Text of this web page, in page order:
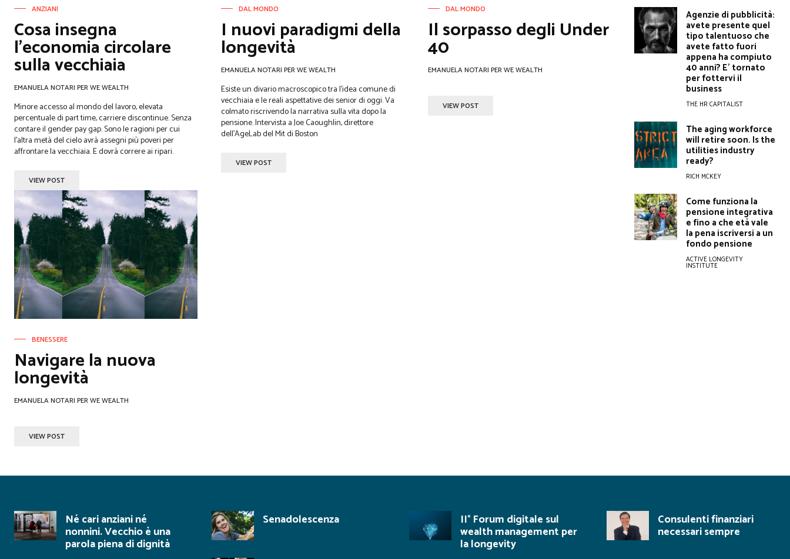
ANZIANI
Cosa insegna
l’economia circolare
sulla vecchiaia
EMANUELA NOTARI PER WE WEALTH
Minore accesso al mondo del lavoro, elevata
percentuale di part time, carriere discontinue. Senza
contare il gender pay gap. Sono le ragioni per cui
l’altra metà del cielo avrà assegni più poveri per
affrontare la vecchiaia. E dovrà correre ai ripari.
VIEW POST
DAL MONDO
I nuovi paradigmi della
longevità
EMANUELA NOTARI PER WE WEALTH
Esiste un divario macroscopico tra l'idea comune di
vecchiaia e le reali aspettative dei senior di oggi. Va
colmato riscrivendo la narrativa sulla vita dopo la
pensione. Intervista a Joe Caoughlin, direttore
dell'AgeLab del Mit di Boston
VIEW POST
DAL MONDO
Il sorpasso degli Under
40
EMANUELA NOTARI PER WE WEALTH
VIEW POST
BENESSERE
Navigare la nuova
longevità
EMANUELA NOTARI PER WE WEALTH
VIEW POST
Agenzie di pubblicità:
avete presente quel
tipo talentuoso che
avete fatto fuori
appena ha compiuto
40 anni? E’ tornato
per fottervi il
business
THE HR CAPITALIST
The aging workforce
will retire soon. Is the
utilities industry
ready?
RICH MCKEY
Come funziona la
pensione integrativa
e fino a che età vale
la pena iscriversi a un
fondo pensione
ACTIVE LONGEVITY
INSTITUTE
Né cari anziani né
nonnini. Vecchio è una
parola piena di dignità
Senadolescenza II° Forum digitale sul
wealth management per
la longevity
Consulenti finanziari
necessari sempre